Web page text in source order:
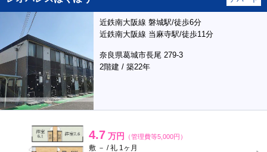
近鉄南大阪線 磐城駅/徒歩6分
近鉄南大阪線 当麻寺駅/徒歩11分
奈良県葛城市長尾 279-3
2階建 / 築22年
4.7 万円 （管理費等5,000円）
敷 － / 礼 1ヶ月